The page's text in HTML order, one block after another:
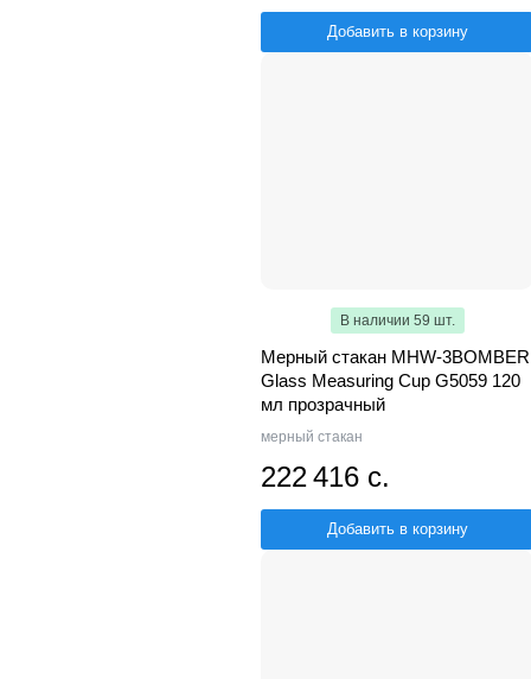
Добавить в корзину
В наличии 59 шт.
Мерный стакан MHW-3BOMBER
Glass Measuring Cup G5059 120
мл прозрачный
мерный стакан
222 416 с.
Добавить в корзину